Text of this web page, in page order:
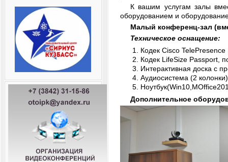
К вашим услугам залы
оборудованием и
Малый конференц-зал
Техническое оснащение:
Кодек Cisco
Кодек LifeSize Passport,
Интерактивная доска с
Аудиосистема (2 колонки)
Дополнительное